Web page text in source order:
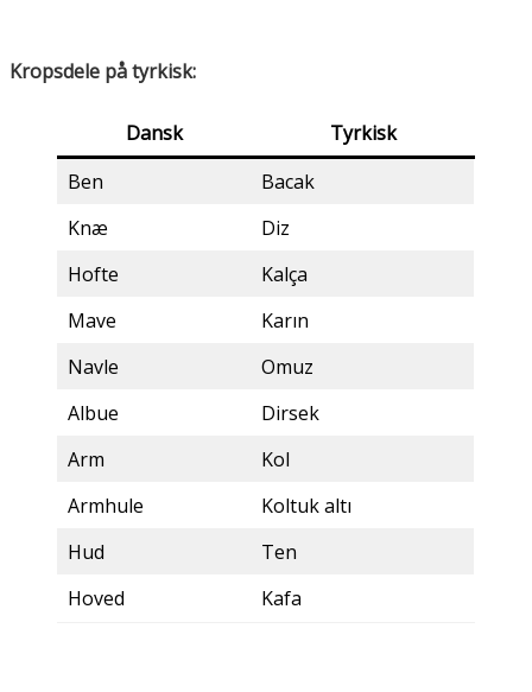
Kropsdele på tyrkisk:
Dansk
Tyrkisk
Ben
Bacak
Knæ
Diz
Hofte
Kalça
Mave
Karın
Navle
Omuz
Albue
Dirsek
Arm
Kol
Armhule
Koltuk altı
Hud
Ten
Hoved
Kafa